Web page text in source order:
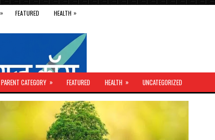
» FEATURED HEALTH »
PARENT CATEGORY » FEATURED HEALTH » UNCATEGORIZED